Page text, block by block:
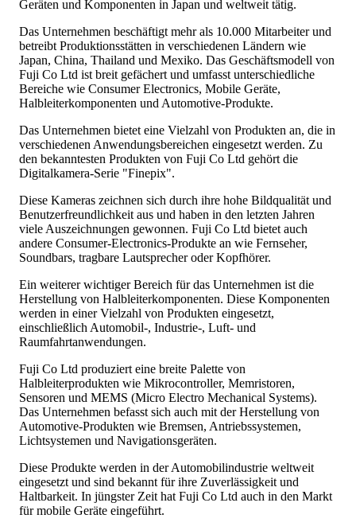
Geräten und Komponenten in Japan und weltweit tätig.
Das Unternehmen beschäftigt mehr als 10.000 Mitarbeiter und
betreibt Produktionsstätten in verschiedenen Ländern wie
Japan, China, Thailand und Mexiko. Das Geschäftsmodell von
Fuji Co Ltd ist breit gefächert und umfasst unterschiedliche
Bereiche wie Consumer Electronics, Mobile Geräte,
Halbleiterkomponenten und Automotive-Produkte.
Das Unternehmen bietet eine Vielzahl von Produkten an, die in
verschiedenen Anwendungsbereichen eingesetzt werden. Zu
den bekanntesten Produkten von Fuji Co Ltd gehört die
Digitalkamera-Serie "Finepix".
Diese Kameras zeichnen sich durch ihre hohe Bildqualität und
Benutzerfreundlichkeit aus und haben in den letzten Jahren
viele Auszeichnungen gewonnen. Fuji Co Ltd bietet auch
andere Consumer-Electronics-Produkte an wie Fernseher,
Soundbars, tragbare Lautsprecher oder Kopfhörer.
Ein weiterer wichtiger Bereich für das Unternehmen ist die
Herstellung von Halbleiterkomponenten. Diese Komponenten
werden in einer Vielzahl von Produkten eingesetzt,
einschließlich Automobil-, Industrie-, Luft- und
Raumfahrtanwendungen.
Fuji Co Ltd produziert eine breite Palette von
Halbleiterprodukten wie Mikrocontroller, Memristoren,
Sensoren und MEMS (Micro Electro Mechanical Systems).
Das Unternehmen befasst sich auch mit der Herstellung von
Automotive-Produkten wie Bremsen, Antriebssystemen,
Lichtsystemen und Navigationsgeräten.
Diese Produkte werden in der Automobilindustrie weltweit
eingesetzt und sind bekannt für ihre Zuverlässigkeit und
Haltbarkeit. In jüngster Zeit hat Fuji Co Ltd auch in den Markt
für mobile Geräte eingeführt.